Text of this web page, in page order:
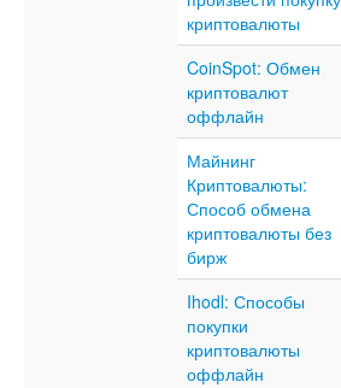
криптовалюты
CoinSpot: Обмен
криптовалют
оффлайн
Майнинг
Криптовалюты:
Способ обмена
криптовалюты без
бирж
Ihodl: Способы
покупки
криптовалюты
оффлайн